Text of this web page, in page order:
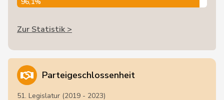
Zur Statistik >
Parteigeschlossenheit
51. Legislatur (2019 - 2023)